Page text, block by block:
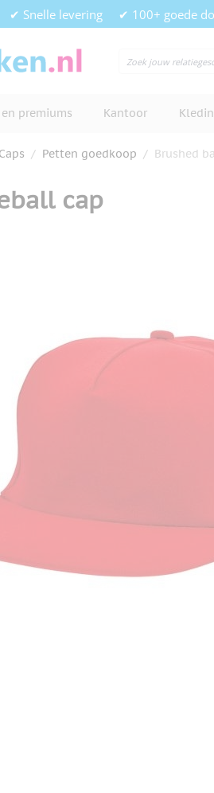
✔ Snelle levering ✔ 100+ goede
premiums Kantoor
Caps / Petten goedkoop / Brushed
cap